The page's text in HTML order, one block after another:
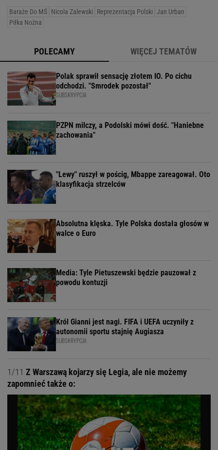
Baraże Do MŚ Nicola Zalewski Reprezentacja Polski Jan Urban
Piłka Nożna
POLECAMY WIĘCEJ TEMATÓW
Polak sprawił sensację złotem IO. Po cichu
odchodzi. "Smrodek pozostał"
SUBSKRYPCJA
PZPN milczy, a Podolski mówi dość. "Haniebne
zachowania"
"Lewy" ruszył w pościg, Mbappe zareagował. Oto
klasyfikacja strzelców
Absolutna klęska. Tyle Polska dostała głosów w
walce o Euro
Media: Tyle Pietuszewski będzie pauzował z
powodu kontuzji
Król Gianni jest nagi. FIFA i UEFA uczyniły z
autonomii sportu stajnię Augiasza
SUBSKRYPCJA
1/11 Z Warszawą kojarzy się Legia, ale nie możemy
zapomnieć także o: